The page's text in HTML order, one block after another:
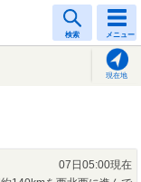
検索 メニュー
現在地
07日05:00現在